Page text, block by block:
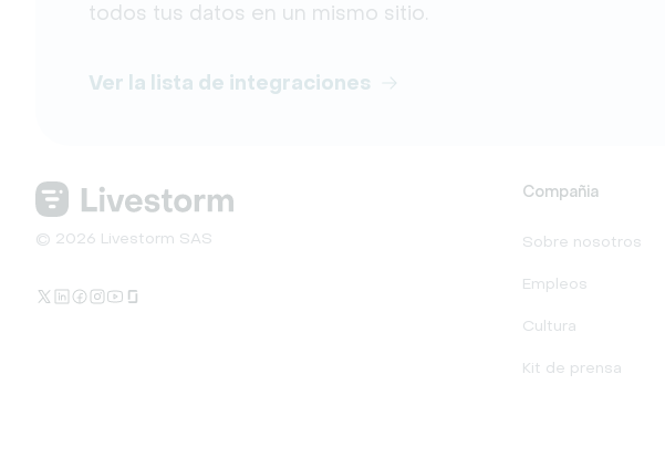
todos tus datos en un mismo sitio.
Ver la lista de integraciones
© 2026 Livestorm SAS
Compañia
Sobre nosotros
Empleos
Cultura
Kit de prensa